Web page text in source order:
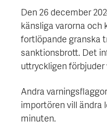
Den 26 december
känsliga varorna och
fortlöpande granska
sanktionsbrott. Det
uttryckligen
Andra
importören vill ändra
minuten.